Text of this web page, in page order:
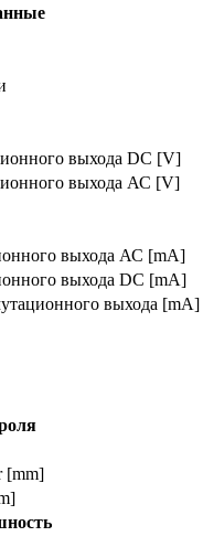
выхода DC [V]
выхода АС [V]
выхода АС [mA]
выхода DC [mA]
выхода [mA]
[mm]